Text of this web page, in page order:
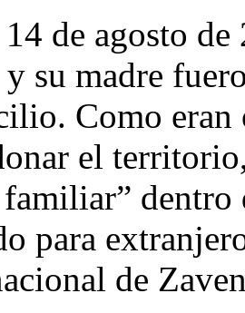
de agosto
su madre
Como eran
el
familiar”
para
de